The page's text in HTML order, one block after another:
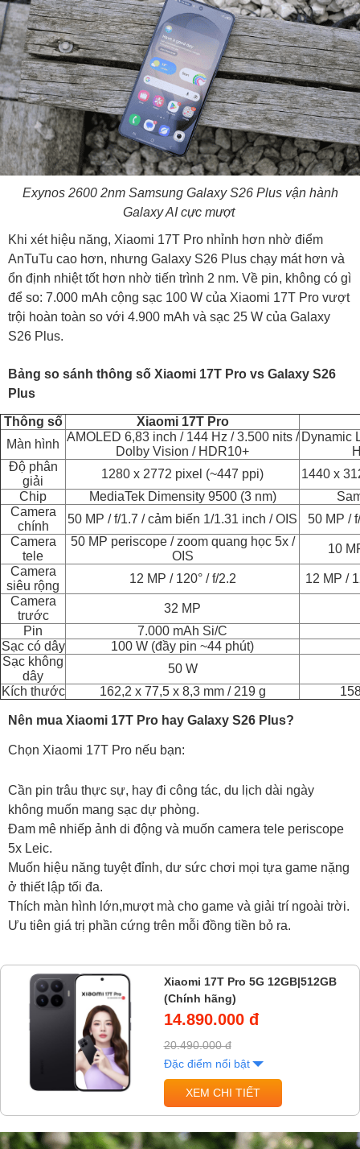
Exynos 2600 2nm Samsung Galaxy S26 Plus vận hành
Galaxy AI cực mượt
Khi xét hiệu năng, Xiaomi 17T Pro nhỉnh hơn nhờ điểm
AnTuTu cao hơn, nhưng Galaxy S26 Plus chạy mát hơn và
ổn định nhiệt tốt hơn nhờ tiến trình 2 nm. Về pin, không có gì
để so: 7.000 mAh cộng sạc 100 W của Xiaomi 17T Pro vượt
trội hoàn toàn so với 4.900 mAh và sạc 25 W của Galaxy
S26 Plus.
Bảng so sánh thông số Xiaomi 17T Pro vs Galaxy S26
Plus
Thông số
Xiaomi 17T Pro
Màn hình
AMOLED 6,83 inch / 144 Hz / 3.500 nits /
Dolby Vision / HDR10+
Dynamic
Độ phân
giải
1280 x 2772 pixel (~447 ppi)
1440 x
Chip
MediaTek Dimensity 9500 (3 nm)
Camera
chính
50 MP / f/1.7 / cảm biến 1/1.31 inch / OIS
50 MP /
Camera
tele
50 MP periscope / zoom quang học 5x /
OIS
10
Camera
siêu rộng
12 MP / 120° / f/2.2
12 MP /
Camera
trước
32 MP
Pin
7.000 mAh Si/C
Sạc có dây
100 W (đầy pin ~44 phút)
Sạc không
dây
50 W
Kích thước
162,2 x 77,5 x 8,3 mm / 219 g
Nên mua Xiaomi 17T Pro hay Galaxy S26 Plus?
Chọn Xiaomi 17T Pro nếu bạn:
Cần pin trâu thực sự, hay đi công tác, du lịch dài ngày
không muốn mang sạc dự phòng.
Đam mê nhiếp ảnh di động và muốn camera tele periscope
5x Leic.
Muốn hiệu năng tuyệt đỉnh, dư sức chơi mọi tựa game nặng
ở thiết lập tối đa.
Thích màn hình lớn,mượt mà cho game và giải trí ngoài trời.
Ưu tiên giá trị phần cứng trên mỗi đồng tiền bỏ ra.
Xiaomi 17T Pro 5G 12GB|512GB
(Chính hãng)
14.890.000 đ
20.490.000 đ
Đặc điểm nổi bật
XEM CHI TIẾT